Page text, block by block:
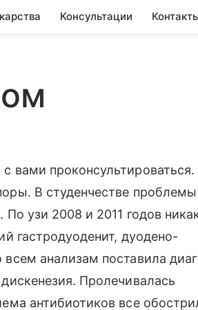
Консультации
вами проконсультироваться.
В студенчестве проблемы
узи 2008 и 2011 годов
гастродуоденит, дуодено-
анализам поставила
Пролечивалась
антибиотиков все